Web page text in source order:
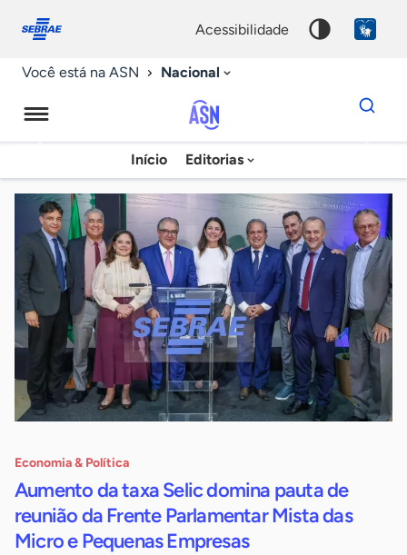
conosco
acessibilidade
Você está na ASN Nacional
Agência
Sebrae
de
Notícias
Início Editorias
Dados
para
chave
Economia & Política
Aumento da taxa Selic domina pauta de
reunião da Frente Parlamentar Mista das
Micro e Pequenas Empresas